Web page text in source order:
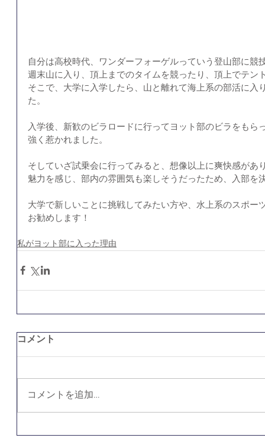
自分は高校時代、ワンダーフォーゲルっていう登山部に競
週末山に入り、頂上までのタイムを競ったり、頂上でテン
そこで、大学に入学したら、山と離れて海上系の部活に入
た。
入学後、新歓のビラロードに行ってヨット部のビラをもら
強く惹かれました。
そしていざ試乗会に行ってみると、想像以上に爽快感があ
魅力を感じ、部内の雰囲気も楽しそうだったため、入部を
大学で新しいことに挑戦してみたい方や、水上系のスポー
お勧めします！
私がヨット部に入った理由
コメント
コメントを追加…